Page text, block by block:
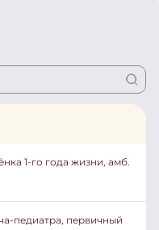
1-го года жизни, амб.
педиатра, первичный